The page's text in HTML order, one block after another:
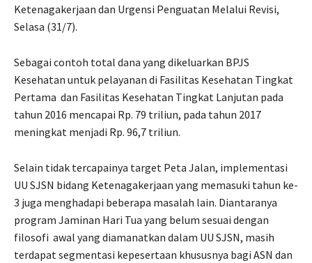
Ketenagakerjaan dan Urgensi Penguatan Melalui Revisi,
Selasa (31/7).
Sebagai contoh total dana yang dikeluarkan BPJS
Kesehatan untuk pelayanan di Fasilitas Kesehatan Tingkat
Pertama dan Fasilitas Kesehatan Tingkat Lanjutan pada
tahun 2016 mencapai Rp. 79 triliun, pada tahun 2017
meningkat menjadi Rp. 96,7 triliun.
Selain tidak tercapainya target Peta Jalan, implementasi
UU SJSN bidang Ketenagakerjaan yang memasuki tahun ke-
3 juga menghadapi beberapa masalah lain. Diantaranya
program Jaminan Hari Tua yang belum sesuai dengan
filosofi awal yang diamanatkan dalam UU SJSN, masih
terdapat segmentasi kepesertaan khususnya bagi ASN dan